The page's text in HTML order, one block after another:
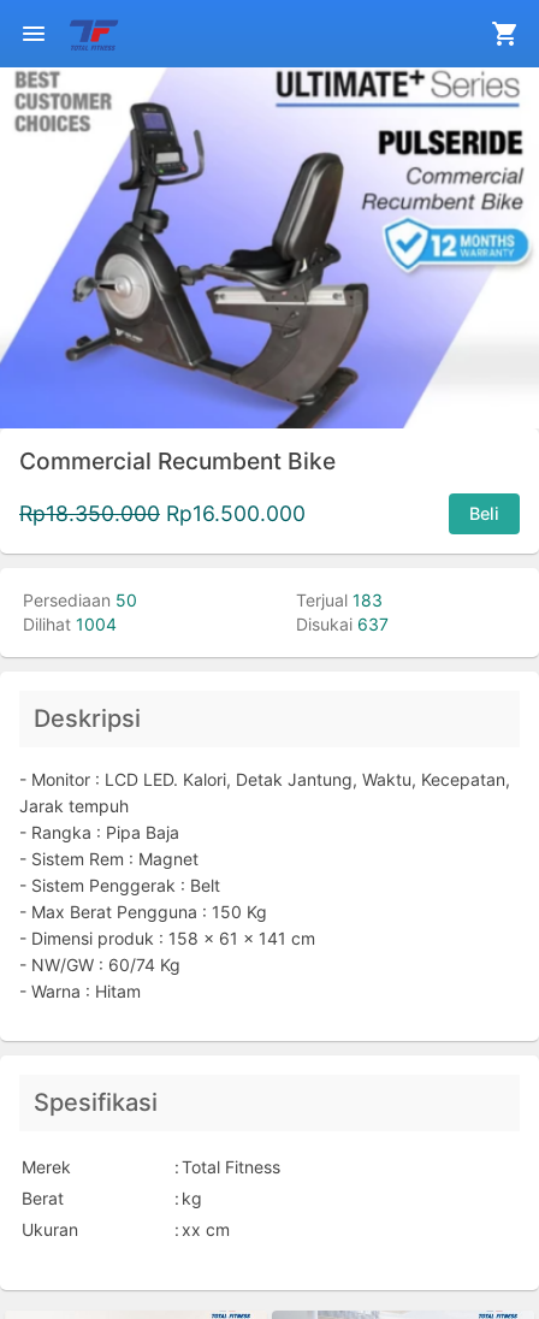
Commercial Recumbent Bike
Rp18.350.000 Rp16.500.000 Beli
Persediaan 50 Terjual 183
Dilihat 1004 Disukai 637
Deskripsi
- Monitor : LCD LED. Kalori, Detak Jantung, Waktu, Kecepatan,
Jarak tempuh
- Rangka : Pipa Baja
- Sistem Rem : Magnet
- Sistem Penggerak : Belt
- Max Berat Pengguna : 150 Kg
- Dimensi produk : 158 x 61 x 141 cm
- NW/GW : 60/74 Kg
- Warna : Hitam
Spesifikasi
Merek :Total Fitness
Berat
: kg
Ukuran
:xx cm